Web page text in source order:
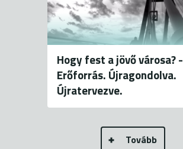
Hogy fest a jövő városa? -
Erőforrás. Újragondolva.
Újratervezve.
Tovább